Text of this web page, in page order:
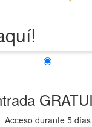
Acceso durante 5 días